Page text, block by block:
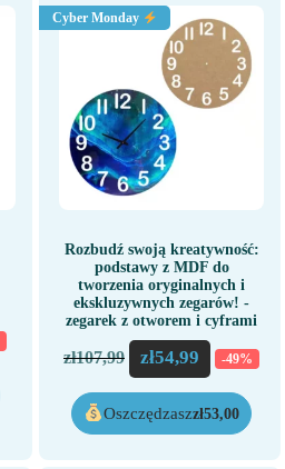
Cyber Monday
Rozbudź swoją kreatywność:
podstawy z MDF do
tworzenia oryginalnych i
ekskluzywnych zegarów! -
zegarek z otworem i cyframi
zł107,99 zł54,99 -49%
Oszczędzaszzł53,00